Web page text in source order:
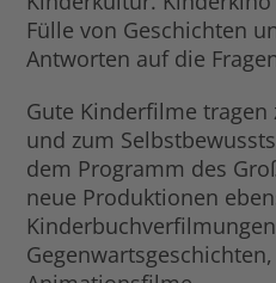
Fülle von Geschichten
Antworten auf die
Gute Kinderfilme
und zum
dem Programm des
neue Produktionen